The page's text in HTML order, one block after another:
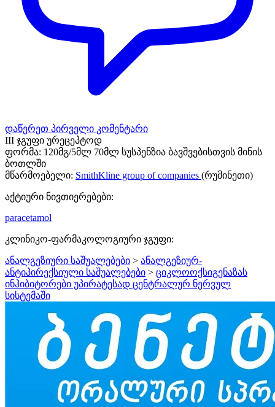
დაწერეთ პირველი კომენტარი
III ჯგუფი ურეცეპტოდ
ფორმა: 120მგ/5მლ 70მლ სუსპენზია ბავშვებისთვის მინის
ბოთლში
მწარმოებელი: SmithKline group of companies (რუმინეთი)
აქტიური ნივთიერებები:
paracetamol
კლინიკო-ფარმაკოლოგიური ჯგუფი:
ანალგეზიური საშუალებები > ანალგეზიურ-
ანტიპირექსიული საშუალებები > ციკლოოქსიგენაზას
ინჰიბიტორები უპირატესად ცენტრალურ ნერვულ
სისტემაში